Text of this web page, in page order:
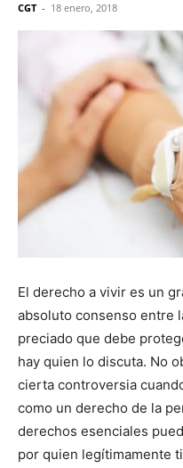
CGT - 18 enero, 2018
El derecho a vivir es un
absoluto consenso entre
preciado que debe
hay quien lo discuta. No
cierta controversia
como un derecho de la
derechos esenciales
por quien legítimamente